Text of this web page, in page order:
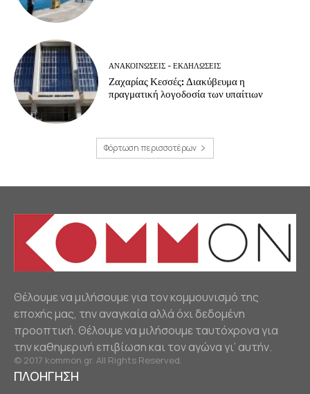
ΑΝΑΚΟΙΝΩΣΕΙΣ - ΕΚΔΗΛΩΣΕΙΣ
Ζαχαρίας Κεσσές: Διακύβευμα η
πραγματική λογοδοσία των υπαίτιων
Φόρτωση περισσοτέρων
Θέλουμε να μιλήσουμε για τον κομμουνισμό της
εποχής μας, την αναγκαία αλλά όχι δεδομένη
προοπτική. Θέλουμε να μιλήσουμε ταυτόχρονα για
την καθημερινή επιβίωση και τον αγώνα γι’ αυτήν.
© 2017 kommon.gr. All Rights Reserved.
ΠΛΟΗΓΗΣΗ